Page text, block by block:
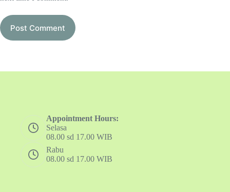
Post Comment
Appointment Hours:
Selasa
08.00 sd 17.00 WIB
Rabu
08.00 sd 17.00 WIB